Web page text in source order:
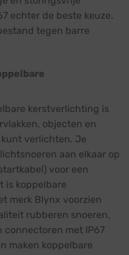
echter de beste keuze.
tegen barre
kerstverlichting is
objecten en
verlichten. Je
aan elkaar op
voor een
is koppelbare
merk Blynx voorzien
rubberen snoeren,
connectoren met IP67
maken koppelbare